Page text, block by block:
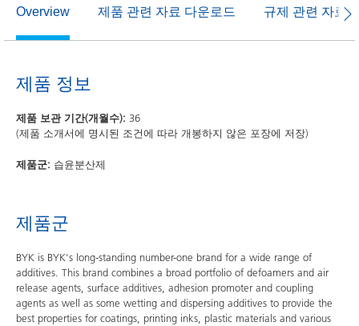
Overview 제품 관련 자료 다운로드 규제 관련 자료
제품 정보
제품 보관 기간(개월수): 36
(제품 소개서에 명시된 조건에 따라 개봉하지 않은 포장에 저장)
제품군: 습윤분산제
제품군
BYK is BYK's long-standing number-one brand for a wide range of
additives. This brand combines a broad portfolio of defoamers and air
release agents, surface additives, adhesion promoter and coupling
agents as well as some wetting and dispersing additives to provide the
best properties for coatings, printing inks, plastic materials and various